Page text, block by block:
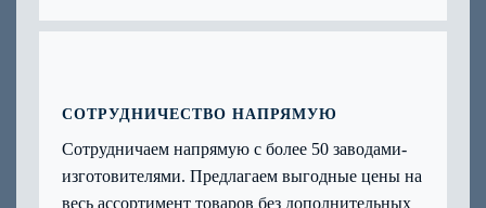
СОТРУДНИЧЕСТВО НАПРЯМУЮ
Сотрудничаем напрямую с более 50 заводами-
изготовителями. Предлагаем выгодные цены на
весь ассортимент товаров без дополнительных